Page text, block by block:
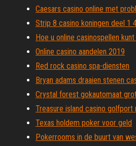
Caesars casino online met
Strip 8 casino koningen deel 1
Hoe u online casinospellen kunt
Online casino aandelen 2019
Red rock casino spa-diensten
Bryan adams draaien stenen
Crystal forest gokautomaat
Treasure island casino golfport
Texas holdem poker voor geld
Pokerrooms in de buurt van